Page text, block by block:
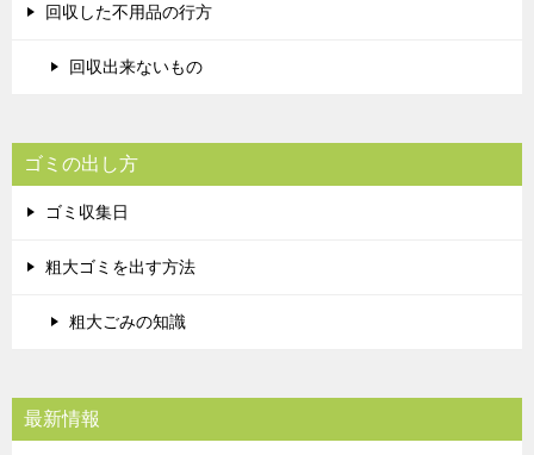
回収した不用品の行方
回収出来ないもの
ゴミの出し方
ゴミ収集日
粗大ゴミを出す方法
粗大ごみの知識
最新情報